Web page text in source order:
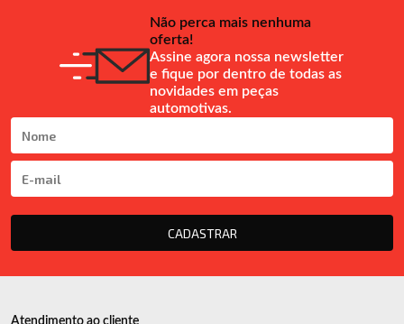
Não perca mais nenhuma
oferta!
Assine agora nossa newsletter
e fique por dentro de todas as
novidades em peças
automotivas.
CADASTRAR
Atendimento ao cliente